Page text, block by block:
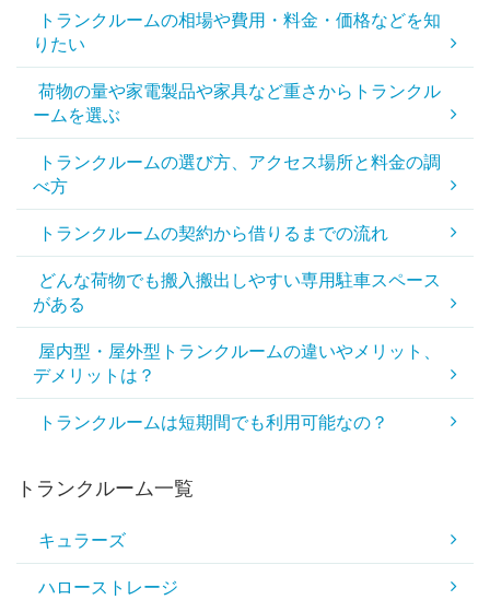
トランクルームの相場や費用・料金・価格などを知
りたい
荷物の量や家電製品や家具など重さからトランクル
ームを選ぶ
トランクルームの選び方、アクセス場所と料金の調
べ方
トランクルームの契約から借りるまでの流れ
どんな荷物でも搬入搬出しやすい専用駐車スペース
がある
屋内型・屋外型トランクルームの違いやメリット、
デメリットは？
トランクルームは短期間でも利用可能なの？
トランクルーム一覧
キュラーズ
ハローストレージ